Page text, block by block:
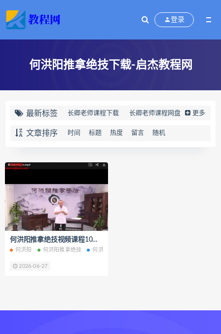
登录
何洪阳推拿绝技下载-启杰教程网
最新标签 长卿老师课程下载 长卿老师课程网盘
长卿老师闲者密训
六爻万象答疑全书网盘
六爻万象答疑全书pdf
六爻万象答疑全书电子书
六爻万象答疑全书
道家八字化解指导册下载
更多
文章排序 时间 标题 热度 留言 随机
何洪阳推拿绝技视频课程10集百度网盘下载学习
何洪阳 何洪阳推拿绝技 何洪阳推拿绝技网盘
2026-06-27